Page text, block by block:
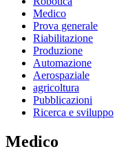
Medico
Prova generale
Riabilitazione
Produzione
Automazione
Aerospaziale
agricoltura
Pubblicazioni
Ricerca e sviluppo
Medico